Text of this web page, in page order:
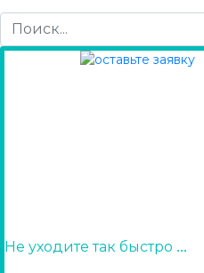
Не уходите так быстро ...